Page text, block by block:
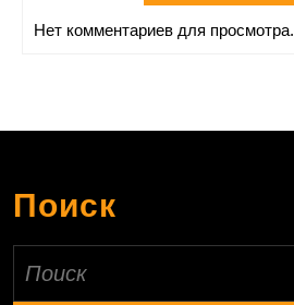
Нет комментариев для просмотра.
Поиск